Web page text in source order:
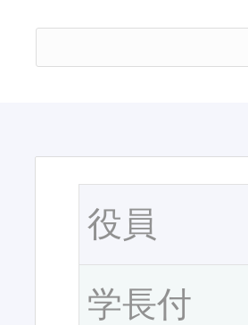
役員
学長付